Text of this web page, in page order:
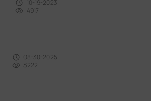
10-19-2023
4917
08-30-2025
3222